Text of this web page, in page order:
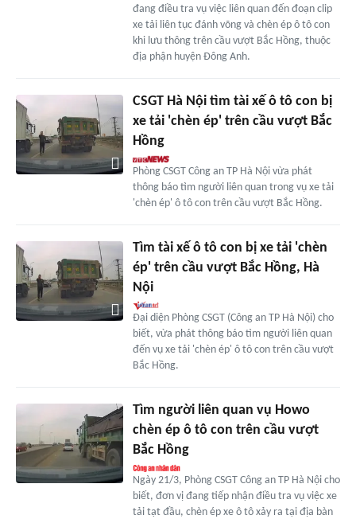
đang điều tra vụ việc liên quan đến đoạn clip
xe tải liên tục đánh võng và chèn ép ô tô con
khi lưu thông trên cầu vượt Bắc Hồng, thuộc
địa phận huyện Đông Anh.
CSGT Hà Nội tìm tài xế ô tô con bị
xe tải 'chèn ép' trên cầu vượt Bắc
Hồng
Phòng CSGT Công an TP Hà Nội vừa phát
thông báo tìm người liên quan trong vụ xe tải
'chèn ép' ô tô con trên cầu vượt Bắc Hồng.
Tìm tài xế ô tô con bị xe tải 'chèn
ép' trên cầu vượt Bắc Hồng, Hà
Nội
Đại diện Phòng CSGT (Công an TP Hà Nội) cho
biết, vừa phát thông báo tìm người liên quan
đến vụ xe tải 'chèn ép' ô tô con trên cầu vượt
Bắc Hồng.
Tìm người liên quan vụ Howo
chèn ép ô tô con trên cầu vượt
Bắc Hồng
Ngày 21/3, Phòng CSGT Công an TP Hà Nội cho
biết, đơn vị đang tiếp nhận điều tra vụ việc xe
tải tạt đầu, chèn ép xe ô tô xảy ra tại địa bàn